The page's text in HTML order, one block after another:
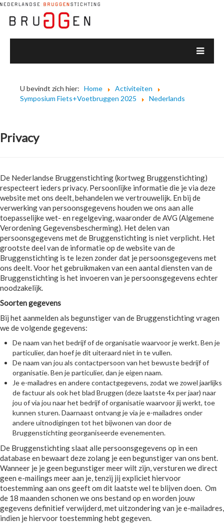
U bevindt zich hier: Home
Activiteiten
Symposium Fiets+Voetbruggen 2025
Nederlands
Privacy
De Nederlandse Bruggenstichting (kortweg Bruggenstichting)
respecteert ieders privacy. Persoonlijke informatie die je via deze
website met ons deelt, behandelen we vertrouwelijk. En bij de
verwerking van persoonsgegevens houden we ons aan alle
toepasselijke wet- en regelgeving, waaronder de AVG (Algemene
Verordening Gegevensbescherming). Het delen van
persoonsgegevens met de Bruggenstichting is niet verplicht. Het
grootste deel van de informatie op de website van de
Bruggenstichting is te lezen zonder dat je persoonsgegevens met
ons deelt. Voor het gebruikmaken van een aantal diensten van de
Bruggenstichting is het invoeren van je persoonsgegevens echter
noodzakelijk.
Soorten gegevens
Bij het aanmelden als begunstiger van de Bruggenstichting vragen
we de volgende gegevens:
De naam van het bedrijf of de organisatie waarvoor je werkt. Ben je
particulier, dan hoef je dit uiteraard niet in te vullen.
De naam van jou als contactpersoon van het bewuste bedrijf of
organisatie. Ben je particulier, dan je eigen naam.
Je e-mailadres en andere contactgegevens, zodat we zowel jaarlijks
de factuur als ook het blad Bruggen (deze laatste 4x per jaar) naar
jou of via jou naar het bedrijf of organisatie waarvoor jij werkt, toe
kunnen sturen. Daarnaast ontvang je via je e-mailadres onder
andere uitnodigingen tot het bijwonen van door de
Bruggenstichting georganiseerde evenementen.
De Bruggenstichting slaat alle persoonsgegevens op in een
database en bewaart deze zolang je een begunstiger van ons bent.
Wanneer je je geen begunstiger meer wilt zijn, versturen we direct
geen e-mailings meer aan je, tenzij jij expliciet hiervoor
toestemming aan ons geeft om dit laatste wel te blijven doen. Om
de 18 maanden schonen we ons bestand op en worden jouw
gegevens definitief verwijderd, met uitzondering van je e-mailadres,
indien je hiervoor toestemming hebt gegeven.